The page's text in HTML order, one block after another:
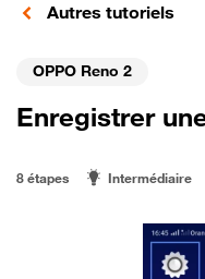
Autres tutoriels
OPPO Reno 2
Enregistrer
8 étapes Intermédiaire